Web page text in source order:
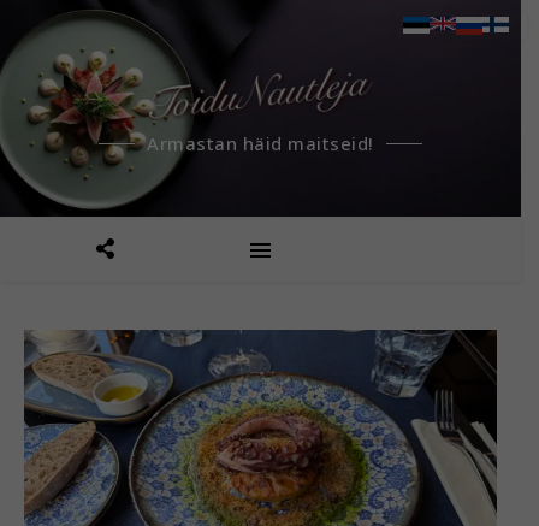
Armastan häid maitseid!